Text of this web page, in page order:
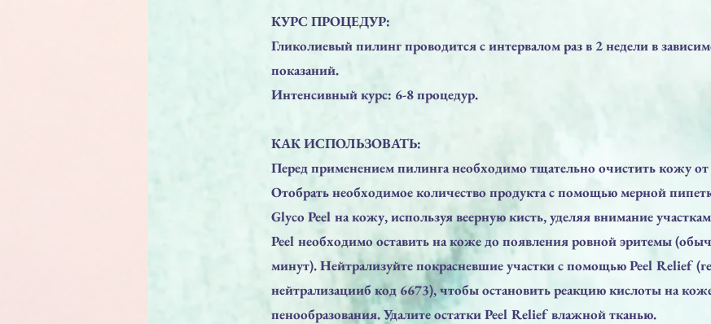
КУРС ПРОЦЕДУР:
Гликолиевый пилинг проводится с интервалом раз в 2 недели в
показаний.
Интенсивный курс: 6-8 процедур.
КАК ИСПОЛЬЗОВАТЬ:
Перед применением пилинга необходимо тщательно очистить кожу от
Отобрать необходимое количество продукта с помощью мерной
Glyco Peel на кожу, используя веерную кисть, уделяя внимание
Peel необходимо оставить на коже до появления ровной эритемы
минут). Нейтрализуйте покрасневшие участки с помощью Peel Relief
нейтрализацииб код 6673), чтобы остановить реакцию кислоты на
пенообразования. Удалите остатки Peel Relief влажной тканью.